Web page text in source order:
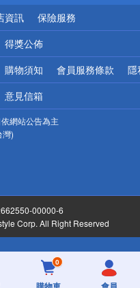
資訊 保險服務
得獎公佈
購物須知 會員服務條款 隱
意見信箱
網站公告為主
灣)
00000-6
Corp. All Right Reserved
0